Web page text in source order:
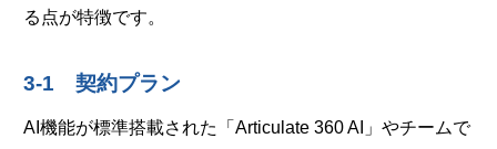
る点が特徴です。
3-1 契約プラン
AI機能が標準搭載された「Articulate 360 AI」やチームで